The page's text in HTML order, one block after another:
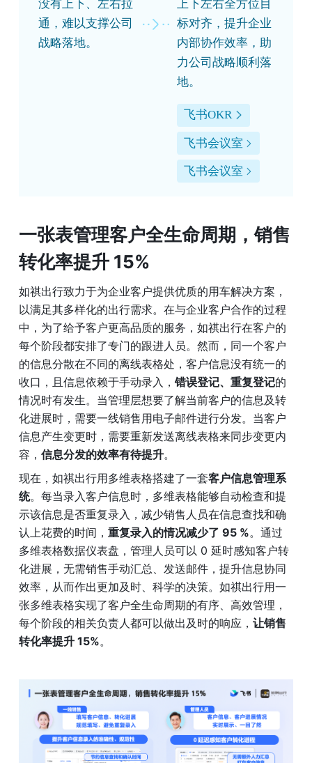
没有上下、左右拉
通，难以支撑公司
战略落地。
上下左右全方位目
标对齐，提升企业
内部协作效率，助
力公司战略顺利落
地。
飞书OKR
飞书会议室
飞书会议室
一张表管理客户全生命周期，销售
转化率提升 15%
如祺出行致力于为企业客户提供优质的用车解决方案，
以满足其多样化的出行需求。在与企业客户合作的过程
中，为了给予客户更高品质的服务，如祺出行在客户的
每个阶段都安排了专门的跟进人员。然而，同一个客户
的信息分散在不同的离线表格处，客户信息没有统一的
收口，且信息依赖于手动录入， 错误登记、重复登记的
情况时有发生。当管理层想要了解当前客户的信息及转
化进展时，需要一线销售用电子邮件进行分发。当客户
信息产生变更时，需要重新发送离线表格来同步变更内
容， 信息分发的效率有待提升。
现在，如祺出行用多维表格搭建了一套客户信息管理系
统。每当录入客户信息时，多维表格能够自动检查和提
示该信息是否重复录入，减少销售人员在信息查找和确
认上花费的时间， 重复录入的情况减少了 95 %。通过
多维表格数据仪表盘，管理人员可以 0 延时感知客户转
化进展，无需销售手动汇总、发送邮件，提升信息协同
效率，从而作出更加及时、科学的决策。如祺出行用一
张多维表格实现了客户全生命周期的有序、高效管理，
每个阶段的相关负责人都可以做出及时的响应， 让销售
转化率提升 15%。